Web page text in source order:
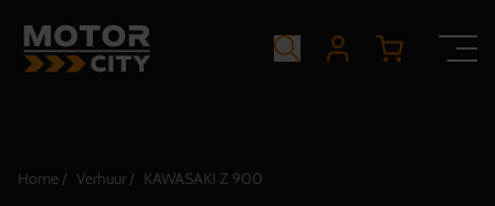
Home Verhuur KAWASAKI Z 900